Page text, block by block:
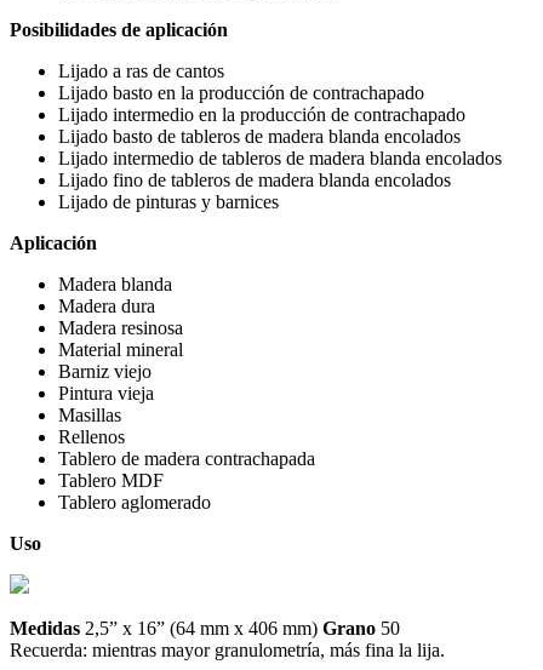
Posibilidades de aplicación
Lijado a ras de cantos
Lijado basto en la producción de contrachapado
Lijado intermedio en la producción de contrachapado
Lijado basto de tableros de madera blanda encolados
Lijado intermedio de tableros de madera blanda encolados
Lijado fino de tableros de madera blanda encolados
Lijado de pinturas y barnices
Aplicación
Madera blanda
Madera dura
Madera resinosa
Material mineral
Barniz viejo
Pintura vieja
Masillas
Rellenos
Tablero de madera contrachapada
Tablero MDF
Tablero aglomerado
Uso
Medidas 2,5” x 16” (64 mm x 406 mm) Grano 50
Recuerda: mientras mayor granulometría, más fina la lija.